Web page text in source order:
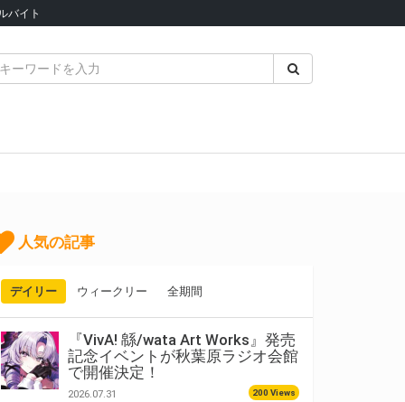
バイト
人気の記事
デイリー ウィークリー 全期間
『VivA! 緜/wata Art Works』発売
記念イベントが秋葉原ラジオ会館
で開催決定！
2026.07.31 200 Views